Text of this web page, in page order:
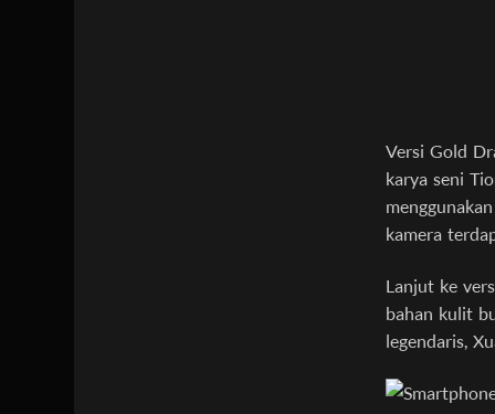
Versi Gold
karya seni
kamera
Lanjut ke
bahan kulit
legendaris,